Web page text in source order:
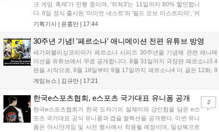
크 게임 축제'가 진행 중이며, '위쳐3'는 11일까지 80% 할인합니
다. 6일 정식 출시된 '아이언 네스트'와 '필드 오브 미스트리아', '커
세어 코브'가 호평받고 있습니다. 한편, 7일 출시된 '마블 투혼'은
다. 유비소프트의 '고스트리콘: 와일드랜드'는 7년 만의 대규모 업
데이트 '라스트 라이츠'와 함께 95% 할인 중입니다....
기획기사 | 윤홍만 17:44
30주년 기념! '페르소나' 애니메이션 전편 유튜브 방영
세가퍼블리싱코리아가 페르소나 시리즈 30주년을 기념해 관련 애니메
이션을 유튜브에서 무료 공개합니다. 8월 31일까지 극장판 페르소나3 4
편을 시작으로, 8월 18일부터 9월 17일까지 페르소나4 더 골든 12화, 9
월 15일부터 10월 14일까지 페르소나5 시리즈가 순차 공개됩니다. 또한
영상 및 대형 전광판에 소개될 예정입니다....
게임뉴스 | 김규만 17:21
한국e스포츠협회, e스포츠 국가대표 유니폼 공개
한국e스포츠협회가 한국 도자기의 절제미와 강인함을 담은 e스
포츠 국가대표 공식 유니폼과 캡슐 컬렉션을 공개했다. 이번 유니
폼은 아시안게임 및 사전 행사에서 착용될 예정이며, 일상복으로
2